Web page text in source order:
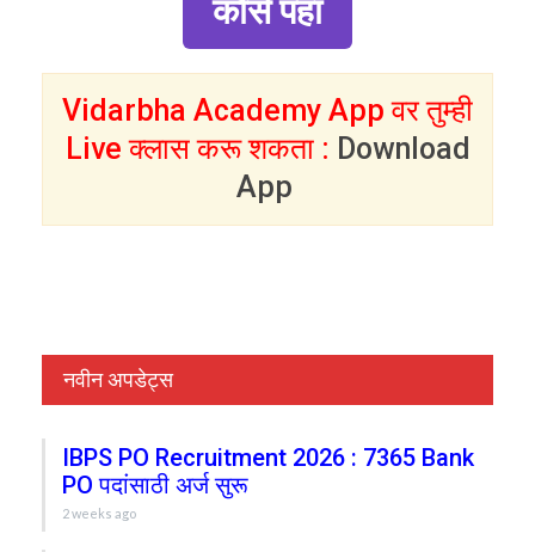
कोर्स पहा
Vidarbha Academy App वर तुम्ही
Live क्लास करू शकता : Download
App
नवीन अपडेट्स
IBPS PO Recruitment 2026 : 7365 Bank
PO पदांसाठी अर्ज सुरू
2 weeks ago